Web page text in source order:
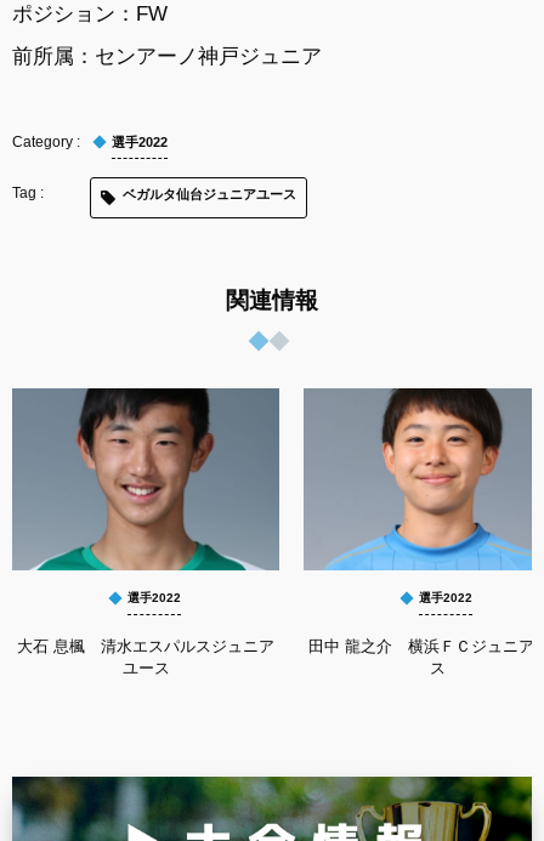
ポジション： FW
前所属： センアーノ神戸ジュニア
選手2022
ベガルタ仙台ジュニアユース
関連情報
選手2022
大石 息楓 清水エスパルスジュニア
ユース
選手2022
田中 龍之介 横浜ＦＣジュニア
ス